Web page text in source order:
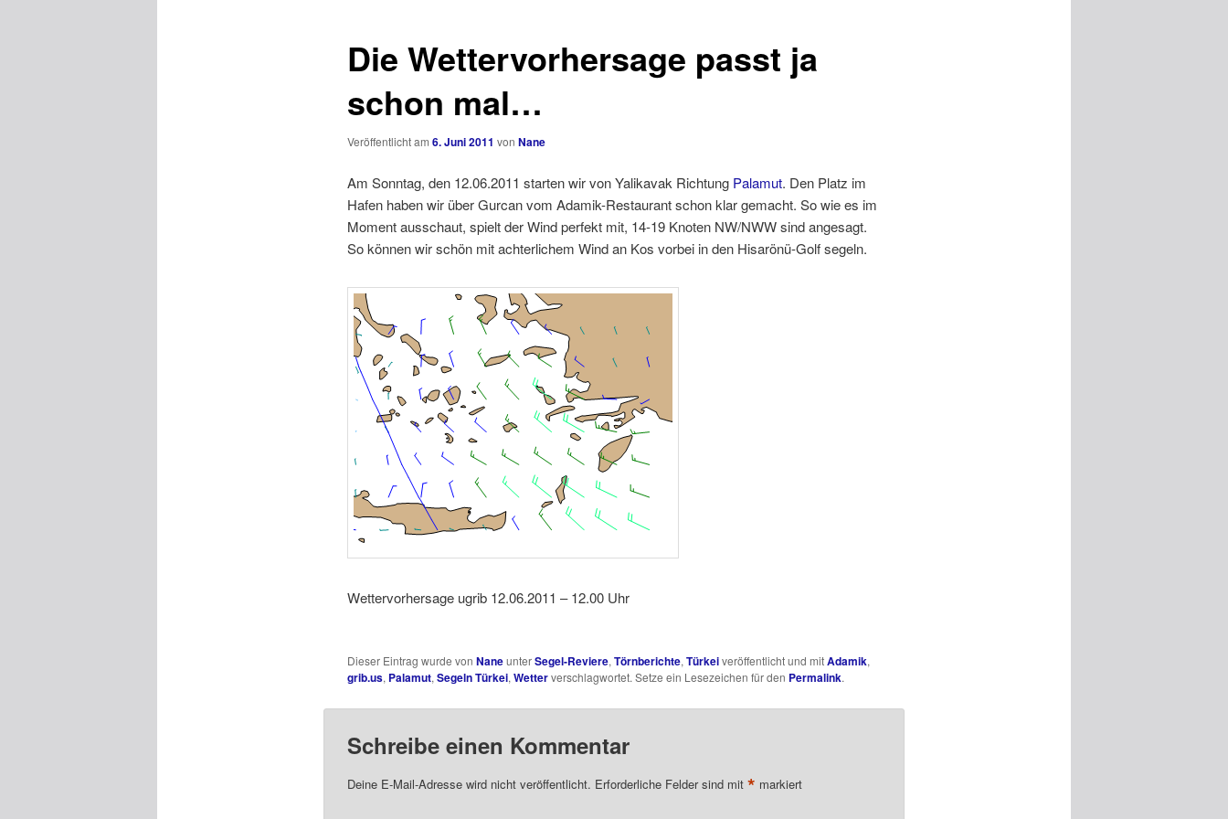
Die Wettervorhersage passt ja
schon mal…
Veröffentlicht am 6. Juni 2011 von Nane
Am Sonntag, den 12.06.2011 starten wir von Yalikavak Richtung Palamut. Den Platz im
Hafen haben wir über Gurcan vom Adamik-Restaurant schon klar gemacht. So wie es im
Moment ausschaut, spielt der Wind perfekt mit, 14-19 Knoten NW/NWW sind angesagt.
So können wir schön mit achterlichem Wind an Kos vorbei in den Hisarönü-Golf segeln.
Wettervorhersage ugrib 12.06.2011 – 12.00 Uhr
Dieser Eintrag wurde von NaneunterSegel-Reviere, Törnberichte, Türkeiveröffentlicht und mitAdamik,
grib.us, Palamut, Segeln Türkei, Wetterverschlagwortet. Setze ein Lesezeichen für den Permalink.
Schreibe einen Kommentar
Deine E-Mail-Adresse wird nicht veröffentlicht. Erforderliche Felder sind mit * markiert